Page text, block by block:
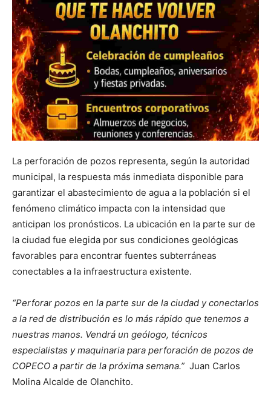
La perforación de pozos representa, según la autoridad
municipal, la respuesta más inmediata disponible para
garantizar el abastecimiento de agua a la población si el
fenómeno climático impacta con la intensidad que
anticipan los pronósticos. La ubicación en la parte sur de
la ciudad fue elegida por sus condiciones geológicas
favorables para encontrar fuentes subterráneas
conectables a la infraestructura existente.
“Perforar pozos en la parte sur de la ciudad y conectarlos
a la red de distribución es lo más rápido que tenemos a
nuestras manos. Vendrá un geólogo, técnicos
especialistas y maquinaria para perforación de pozos de
COPECO a partir de la próxima semana.” Juan Carlos
Molina Alcalde de Olanchito.